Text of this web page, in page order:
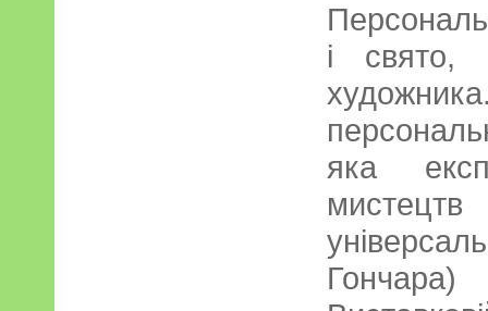
і свято,
яка
Гончара)